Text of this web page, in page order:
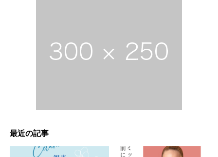
最近の記事